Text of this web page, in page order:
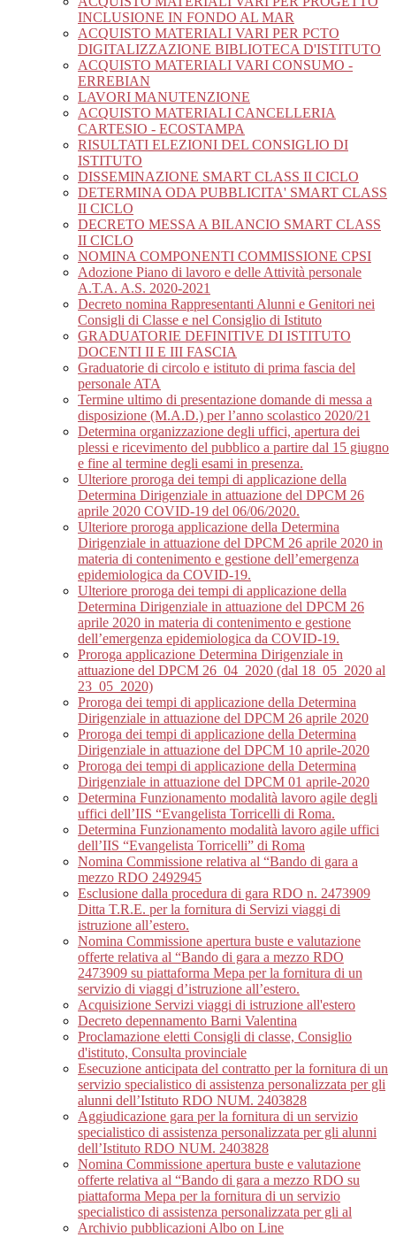
INCLUSIONE IN FONDO AL MAR
ACQUISTO MATERIALI VARI PER PCTO
DIGITALIZZAZIONE BIBLIOTECA D'ISTITUTO
ACQUISTO MATERIALI VARI CONSUMO -
ERREBIAN
LAVORI MANUTENZIONE
ACQUISTO MATERIALI CANCELLERIA
CARTESIO - ECOSTAMPA
RISULTATI ELEZIONI DEL CONSIGLIO DI
ISTITUTO
DISSEMINAZIONE SMART CLASS II CICLO
DETERMINA ODA PUBBLICITA' SMART CLASS
II CICLO
DECRETO MESSA A BILANCIO SMART CLASS
II CICLO
NOMINA COMPONENTI COMMISSIONE CPSI
Adozione Piano di lavoro e delle Attività personale
A.T.A. A.S. 2020-2021
Decreto nomina Rappresentanti Alunni e Genitori nei
Consigli di Classe e nel Consiglio di Istituto
GRADUATORIE DEFINITIVE DI ISTITUTO
DOCENTI II E III FASCIA
Graduatorie di circolo e istituto di prima fascia del
personale ATA
Termine ultimo di presentazione domande di messa a
disposizione (M.A.D.) per l’anno scolastico 2020/21
Determina organizzazione degli uffici, apertura dei
plessi e ricevimento del pubblico a partire dal 15 giugno
e fine al termine degli esami in presenza.
Ulteriore proroga dei tempi di applicazione della
Determina Dirigenziale in attuazione del DPCM 26
aprile 2020 COVID-19 del 06/06/2020.
Ulteriore proroga applicazione della Determina
Dirigenziale in attuazione del DPCM 26 aprile 2020 in
materia di contenimento e gestione dell’emergenza
epidemiologica da COVID-19.
Ulteriore proroga dei tempi di applicazione della
Determina Dirigenziale in attuazione del DPCM 26
aprile 2020 in materia di contenimento e gestione
dell’emergenza epidemiologica da COVID-19.
Proroga applicazione Determina Dirigenziale in
attuazione del DPCM 26_04_2020 (dal 18_05_2020 al
23_05_2020)
Proroga dei tempi di applicazione della Determina
Dirigenziale in attuazione del DPCM 26 aprile 2020
Proroga dei tempi di applicazione della Determina
Dirigenziale in attuazione del DPCM 10 aprile-2020
Proroga dei tempi di applicazione della Determina
Dirigenziale in attuazione del DPCM 01 aprile-2020
Determina Funzionamento modalità lavoro agile degli
uffici dell’IIS “Evangelista Torricelli di Roma.
Determina Funzionamento modalità lavoro agile uffici
dell’IIS “Evangelista Torricelli” di Roma
Nomina Commissione relativa al “Bando di gara a
mezzo RDO 2492945
Esclusione dalla procedura di gara RDO n. 2473909
Ditta T.R.E. per la fornitura di Servizi viaggi di
istruzione all’estero.
Nomina Commissione apertura buste e valutazione
offerte relativa al “Bando di gara a mezzo RDO
2473909 su piattaforma Mepa per la fornitura di un
servizio di viaggi d’istruzione all’estero.
Acquisizione Servizi viaggi di istruzione all'estero
Decreto depennamento Barni Valentina
Proclamazione eletti Consigli di classe, Consiglio
d'istituto, Consulta provinciale
Esecuzione anticipata del contratto per la fornitura di un
servizio specialistico di assistenza personalizzata per gli
alunni dell’Istituto RDO NUM. 2403828
Aggiudicazione gara per la fornitura di un servizio
specialistico di assistenza personalizzata per gli alunni
dell’Istituto RDO NUM. 2403828
Nomina Commissione apertura buste e valutazione
offerte relativa al “Bando di gara a mezzo RDO su
piattaforma Mepa per la fornitura di un servizio
specialistico di assistenza personalizzata per gli al
Archivio pubblicazioni Albo on Line